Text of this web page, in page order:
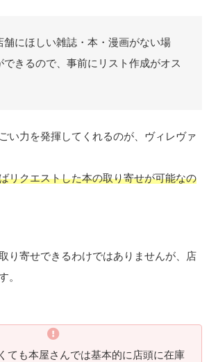
舗にほしい雑誌・本・漫画がない場
きるので、事前にリスト作成がオス
い力を発揮してくれるのが、ヴィレヴァ
リクエストした本の取り寄せが可能なの
り寄せできるわけではありませんが、店
。
ても本屋さんでは基本的に店頭に在庫